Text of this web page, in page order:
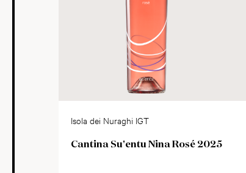
Isola dei Nuraghi IGT
Cantina Su'entu Nina Rosé 2025